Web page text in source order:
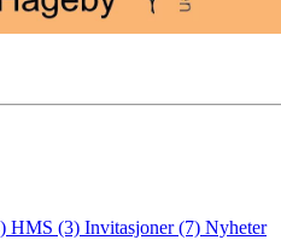
HMS (3) Invitasjoner (7) Nyheter